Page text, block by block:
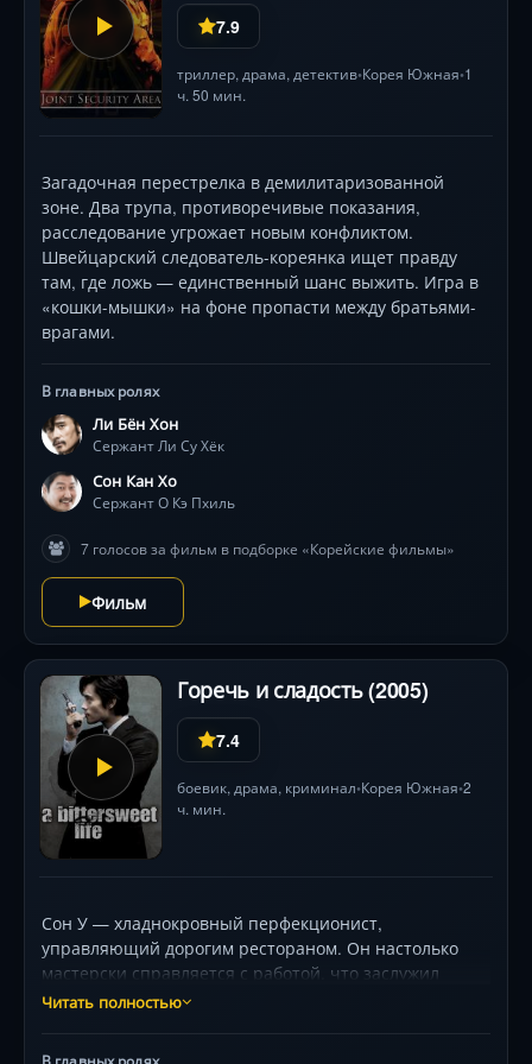
мастерски сочетает драму, историческую
достоверность и элементы триллера, показывая, как
судьба целой страны может зависеть от поступка
одного маленького человека .
7.9
триллер, драма, детектив•Корея Южная•1
ч. 50 мин.
Загадочная перестрелка в демилитаризованной
зоне. Два трупа, противоречивые показания,
расследование угрожает новым конфликтом.
Швейцарский следователь-кореянка ищет правду
там, где ложь — единственный шанс выжить. Игра в
«кошки-мышки» на фоне пропасти между братьями-
врагами.
В главных ролях
Ли Бён Хон
Сержант Ли Су Хёк
Сон Кан Хо
Сержант О Кэ Пхиль
7 голосов за фильм в подборке «Корейские фильмы»
Фильм
Горечь и сладость (2005)
7.4
боевик, драма, криминал•Корея Южная•2
ч. мин.
Сон У — хладнокровный перфекционист,
управляющий дорогим рестораном. Он настолько
мастерски справляется с работой, что заслужил
безграничное доверие босса своей банды, мистера
Читать полностью